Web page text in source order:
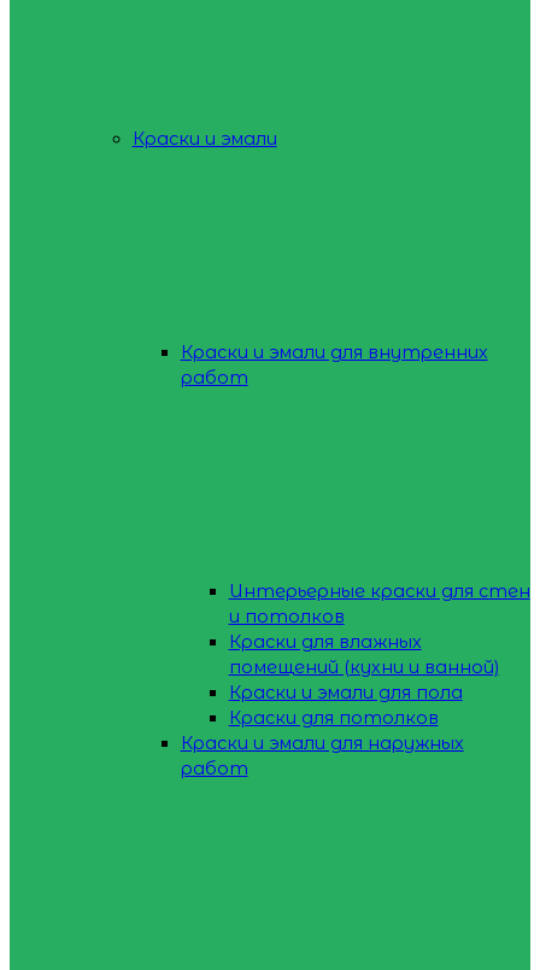
Краски и эмали
Краски и эмали для внутренних
работ
Интерьерные краски для стен
и потолков
Краски для влажных
помещений (кухни и ванной)
Краски и эмали для пола
Краски для потолков
Краски и эмали для наружных
работ